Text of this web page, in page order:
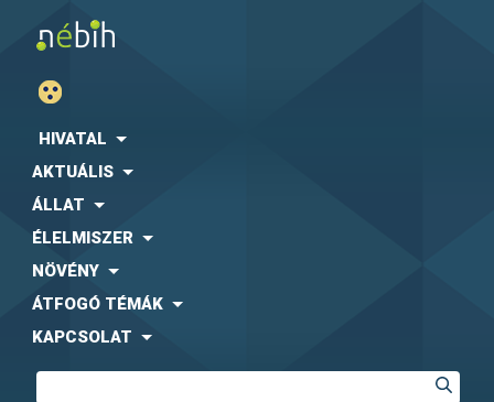
HIVATAL
AKTUÁLIS
ÁLLAT
ÉLELMISZER
NÖVÉNY
ÁTFOGÓ TÉMÁK
KAPCSOLAT